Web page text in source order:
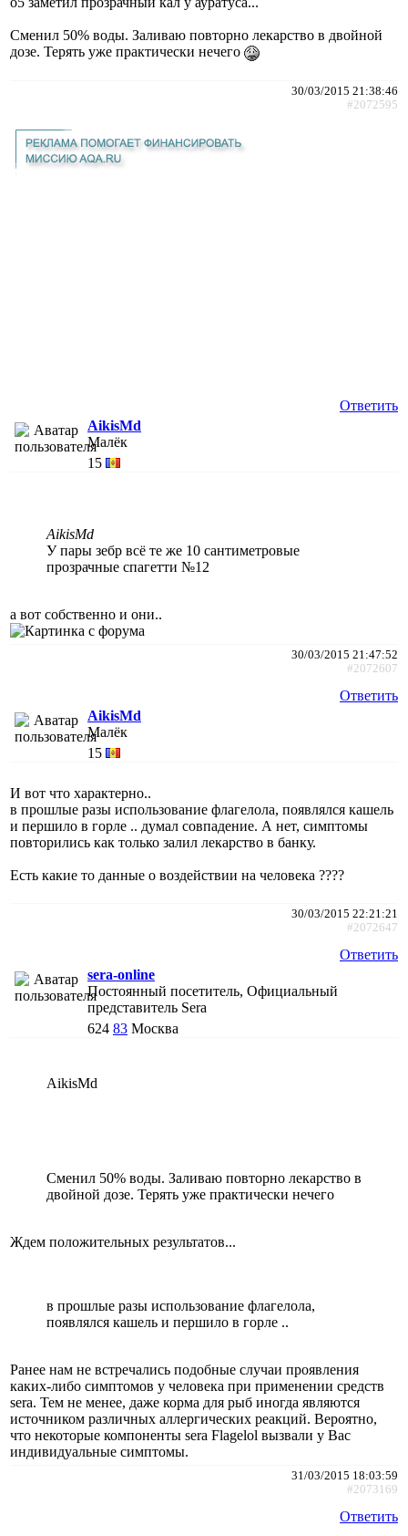
Сменил 50% воды. Заливаю повторно лекарство в двойной
дозе. Терять уже практически нечего
30/03/2015 21:38:46
#2072595
Ответить
AikisMd
Малёк
15
AikisMd
У пары зебр всё те же 10 сантиметровые
прозрачные спагетти №12
а вот собственно и они..
30/03/2015 21:47:52
#2072607
Ответить
AikisMd
Малёк
15
И вот что характерно..
в прошлые разы использование флагелола, появлялся кашель
и першило в горле .. думал совпадение. А нет, симптомы
повторились как только залил лекарство в банку.
Есть какие то данные о воздействии на человека ????
30/03/2015 22:21:21
#2072647
Ответить
sera-online
Постоянный посетитель, Официальный
представитель Sera
624 83 Москва
AikisMd
Сменил 50% воды. Заливаю повторно лекарство в
двойной дозе. Терять уже практически нечего
Ждем положительных результатов...
в прошлые разы использование флагелола,
появлялся кашель и першило в горле ..
Ранее нам не встречались подобные случаи проявления
каких-либо симптомов у человека при применении средств
sera. Тем не менее, даже корма для рыб иногда являются
источником различных аллергических реакций. Вероятно,
что некоторые компоненты sera Flagelol вызвали у Вас
индивидуальные симптомы.
31/03/2015 18:03:59
#2073169
Ответить